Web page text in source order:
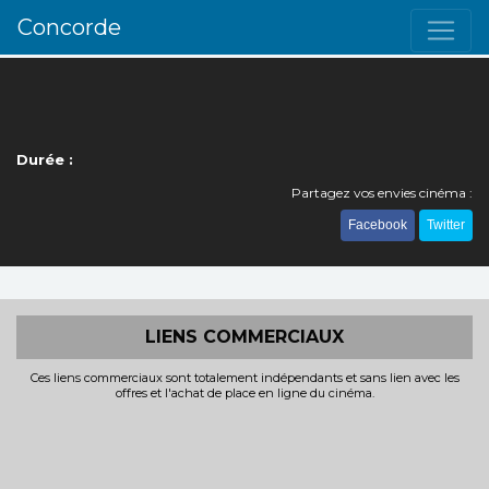
Concorde
Durée :
Partagez vos envies cinéma :
Facebook Twitter
LIENS COMMERCIAUX
Ces liens commerciaux sont totalement indépendants et sans lien avec les
offres et l'achat de place en ligne du cinéma.